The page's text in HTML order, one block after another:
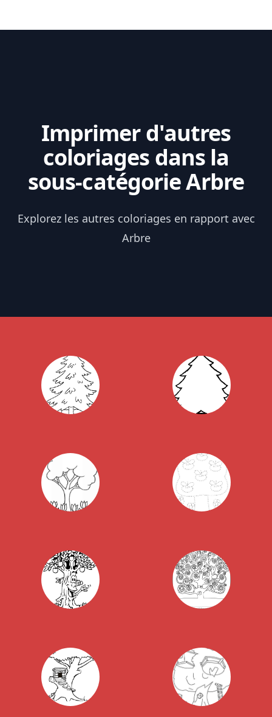
Imprimer d'autres
coloriages dans la
sous-catégorie Arbre
Explorez les autres coloriages en rapport avec
Arbre